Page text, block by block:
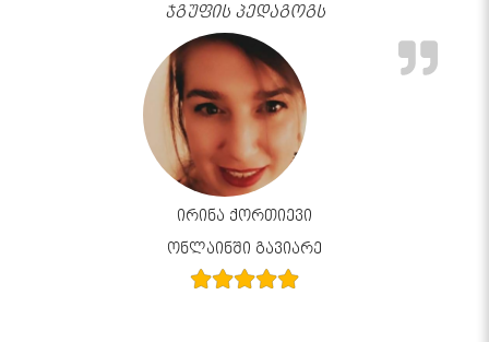
ჯგუფის პედაგოგს
ირინა ქორთიევი
ონლაინში გავიარე